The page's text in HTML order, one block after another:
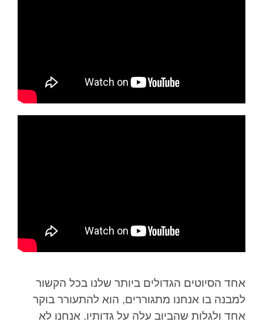
אחד הסיוטים הגדולים ביותר שלנו בכל הקשור
למבנה בו אנחנו מתגוררים, הוא להתעורר בוקר
אחד ולגלות שהביוב עלה על גדותיו. אנחנו לא